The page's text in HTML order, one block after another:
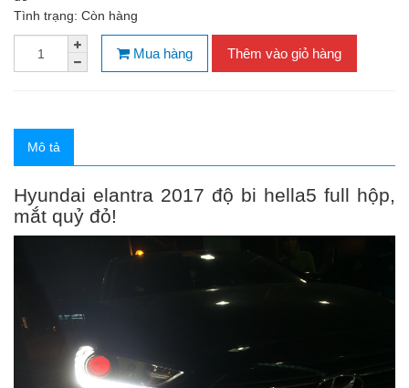
Tình trạng: Còn hàng
Mua hàng Thêm vào giỏ hàng
Mô tả
Hyundai elantra 2017 độ bi hella5 full hộp,
mắt quỷ đỏ!